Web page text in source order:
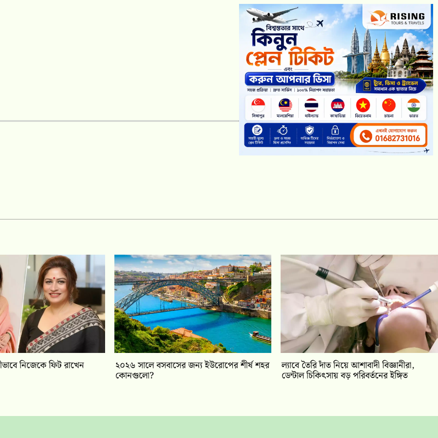
নিজেকে ফিট রাখেন ২০২৬ সালে বসবাসের জন্য ইউরোপের শীর্ষ শহর
কোনগুলো?
ল্যাবে তৈরি দাঁত নিয়ে আশাবাদী বিজ্ঞানীরা,
ডেন্টাল চিকিৎসায় বড় পরিবর্তনের ইঙ্গিত